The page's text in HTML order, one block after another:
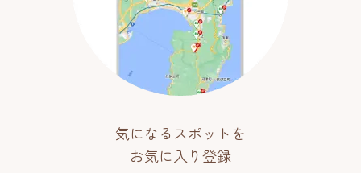
気になるスポットを
お気に入り登録